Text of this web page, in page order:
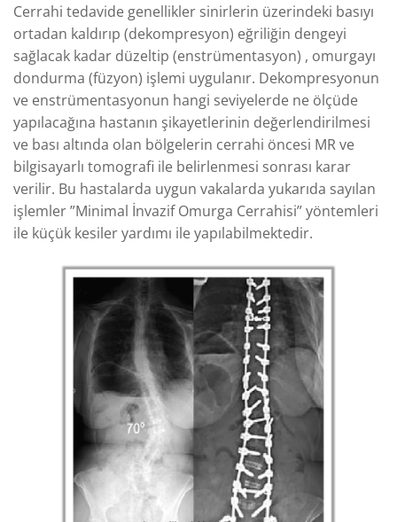
Cerrahi tedavide genellikler sinirlerin üzerindeki basıyı
ortadan kaldırıp (dekompresyon) eğriliğin dengeyi
sağlacak kadar düzeltip (enstrümentasyon) , omurgayı
dondurma (füzyon) işlemi uygulanır. Dekompresyonun
ve enstrümentasyonun hangi seviyelerde ne ölçüde
yapılacağına hastanın şikayetlerinin değerlendirilmesi
ve bası altında olan bölgelerin cerrahi öncesi MR ve
bilgisayarlı tomografi ile belirlenmesi sonrası karar
verilir. Bu hastalarda uygun vakalarda yukarıda sayılan
işlemler ”Minimal İnvazif Omurga Cerrahisi” yöntemleri
ile küçük kesiler yardımı ile yapılabilmektedir.